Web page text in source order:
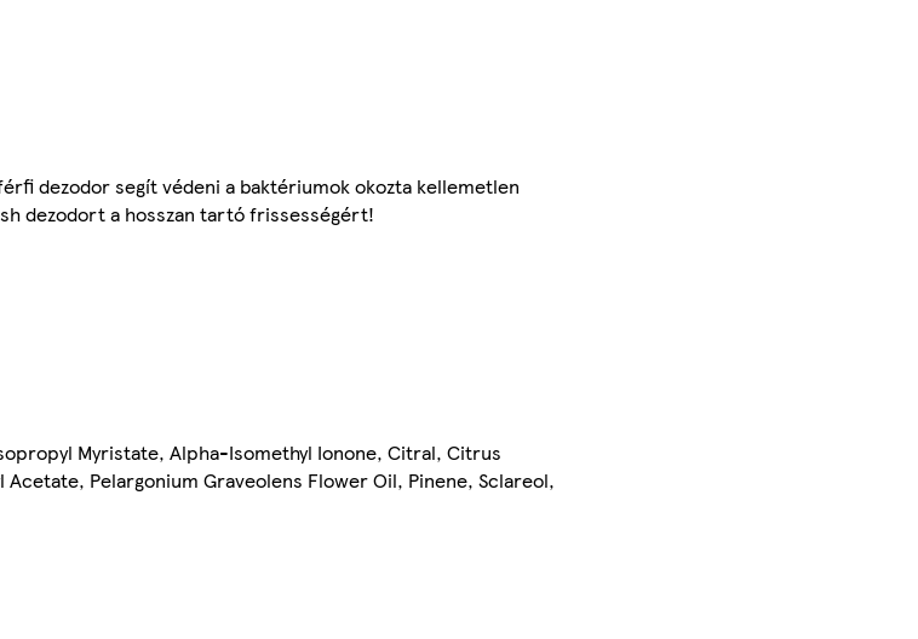
dezodor segít védeni a baktériumok okozta kellemetlen
dezodort a hosszan tartó frissességért!
Myristate, Alpha-Isomethyl Ionone, Citral, Citrus
Pelargonium Graveolens Flower Oil, Pinene, Sclareol,